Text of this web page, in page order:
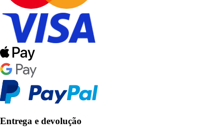
Entrega e devolução